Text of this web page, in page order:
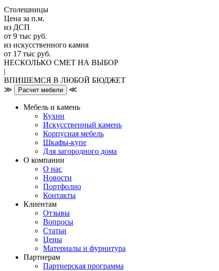
Столешницы
Цена за п.м.
из ДСП
от 9 тыс руб.
из искусственного камня
от 17 тыс руб.
НЕСКОЛЬКО СМЕТ НА ВЫБОР
|
ВПИШЕМСЯ В ЛЮБОЙ БЮДЖЕТ
≫
Расчет мебели ≪
Мебель и камень
Кухни
Искусственный камень
Корпусная мебель
Шкафы-купе
Для загородного дома
О компании
О нас
Новости
Портфолио
Контакты
Клиентам
Отзывы
Вопросы
Статьи
Цены
Материалы и фурнитура
Партнерам
Партнерская программа